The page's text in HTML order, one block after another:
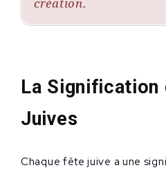
création.
La Signification
Juives
Chaque fête juive a une